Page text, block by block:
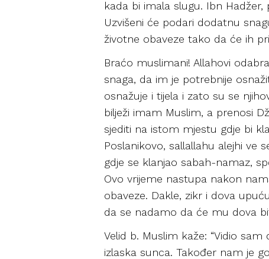
kada bi imala slugu. Ibn Hadžer,
Uzvišeni će podari dodatnu
životne obaveze tako da će ih
Braćo muslimani! Allahovi
snaga, da im je potrebnije
osnažuje i tijela i zato su se
bilježi imam Muslim, a prenosi
sjediti na istom mjestu gdje bi
Poslanikovo, sallallahu alejhi ve
gdje se klanjao sabah-namaz,
Ovo vrijeme nastupa nakon
obaveze. Dakle, zikr i dova
da se nadamo da će mu dova
Velid b. Muslim kaže: “Vidio
izlaska sunca. Također nam je